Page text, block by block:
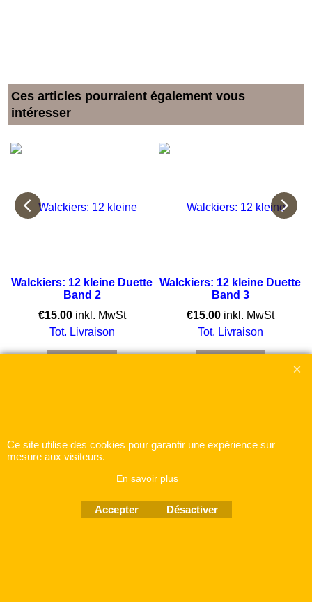
Ces articles pourraient également vous
intéresser
Walckiers: 12 kleine Duette
Band 2
€15.00 inkl. MwSt
Tot. Livraison
Walckiers: 12 kleine Duette
Band 3
€15.00 inkl. MwSt
Tot. Livraison
Boutique en ligne créés
avec le logiciel
Ce site utilise des cookies pour garantir une expérience sur
mesure aux visiteurs.
En savoir plus
Accepter Désactiver